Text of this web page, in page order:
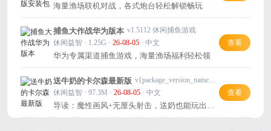
海量渔场联机对战，各式炮台轻松解锁畅玩
捕鱼大作战华为版本 v1.5112 休闲捕鱼游戏
休闲益智 · 1.25G · 26-08-05· 中文
华为专属渠道捕鱼游戏，海量渔场福利轻松领
查看
送牛奶的卡尔森最新版
v{package_version_name} 安卓版
休闲益智 · 97.3M · 26-08-05· 中文
导读：魔性画风+无厘头射击，送奶也能玩出新
花样，解压又上瘾！
查看